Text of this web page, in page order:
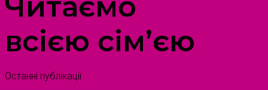
всією сім’єю
Останні публікації